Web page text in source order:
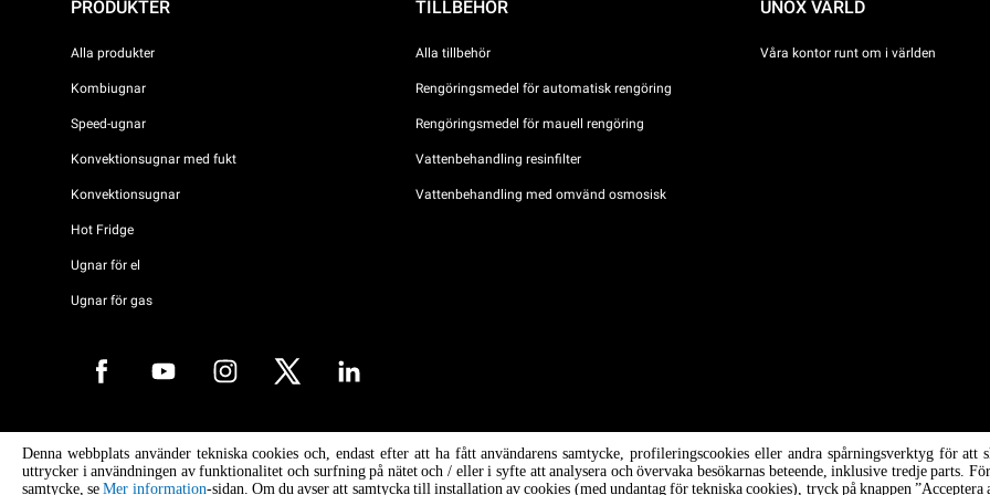
PRODUKTER
Alla produkter
Kombiugnar
Speed-ugnar
Konvektionsugnar med fukt
Konvektionsugnar
Hot Fridge
Ugnar för el
Ugnar för gas
TILLBEHÖR
Alla tillbehör
Rengöringsmedel för automatisk rengöring
Rengöringsmedel för mauell rengöring
Vattenbehandling resinfilter
Vattenbehandling med omvänd osmosisk
UNOX VÄRLD
Våra kontor runt om i världen
Copyright 2026 UNOX S.p.A. Alla rättigheter förbehållna. Reg. Imp. Padova n °
04230750285 - REA Padova 372835 - Cap. Soc. 5.000.000 € iv - P.IVA / CF
04230750285 - IT WEEE Reg. No. IT08020000000377
Denna webbplats använder tekniska cookies och, endast efter att ha fått användarens samtycke, profileringscookies eller andra spårningsverktyg för
uttrycker i användningen av funktionalitet och surfning på nätet och / eller i syfte att analysera och övervaka besökarnas beteende, inklusive tredje parts.
samtycke, seMer information-sidan. Om du avser att samtycka till installation av cookies (med undantag för tekniska cookies), tryck på knappen